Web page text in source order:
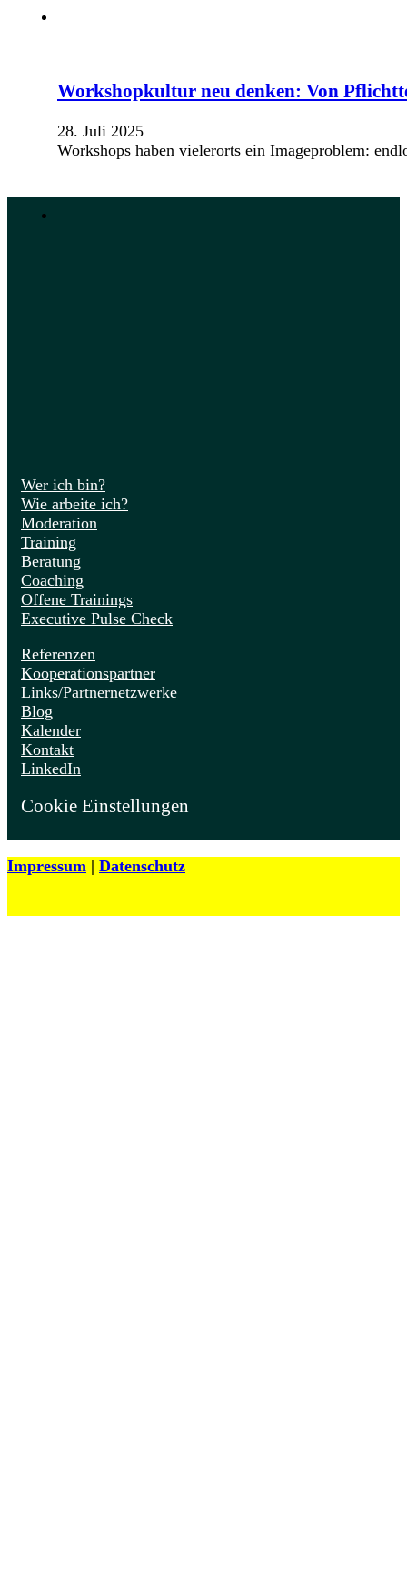
Workshopkultur neu denken: Von
28. Juli 2025
Workshops haben vielerorts ein Imageproblem:
Wer ich bin?
Wie arbeite ich?
Moderation
Training
Beratung
Coaching
Offene Trainings
Executive Pulse Check
Referenzen
Kooperationspartner
Links/Partnernetzwerke
Blog
Kalender
Kontakt
LinkedIn
Cookie Einstellungen
Impressum | Datenschutz